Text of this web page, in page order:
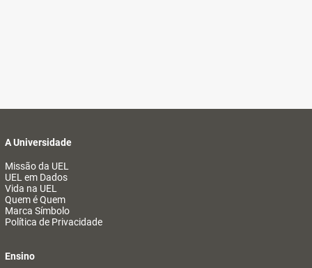
A Universidade
Missão da UEL
UEL em Dados
Vida na UEL
Quem é Quem
Marca Símbolo
Política de Privacidade
Ensino